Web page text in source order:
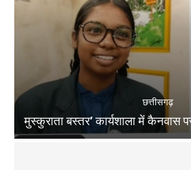
छत्तीसगढ़
मुस्कुराता बस्तर’ कार्यशाला में कैनवास